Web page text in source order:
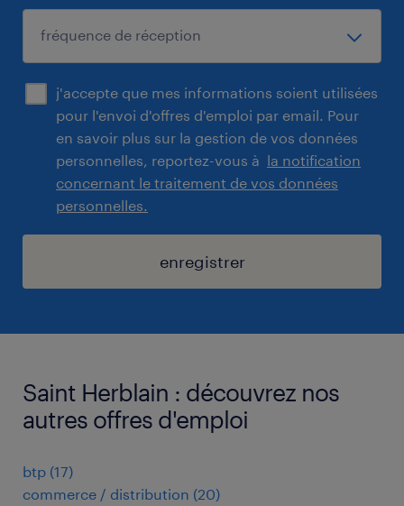
j'accepte que mes informations soient utilisées
pour l'envoi d'offres d'emploi par email. Pour
en savoir plus sur la gestion de vos données
personnelles, reportez-vous à la notification
concernant le traitement de vos données
personnelles.
enregistrer
Saint Herblain : découvrez nos
autres offres d'emploi
btp (17)
commerce / distribution (20)